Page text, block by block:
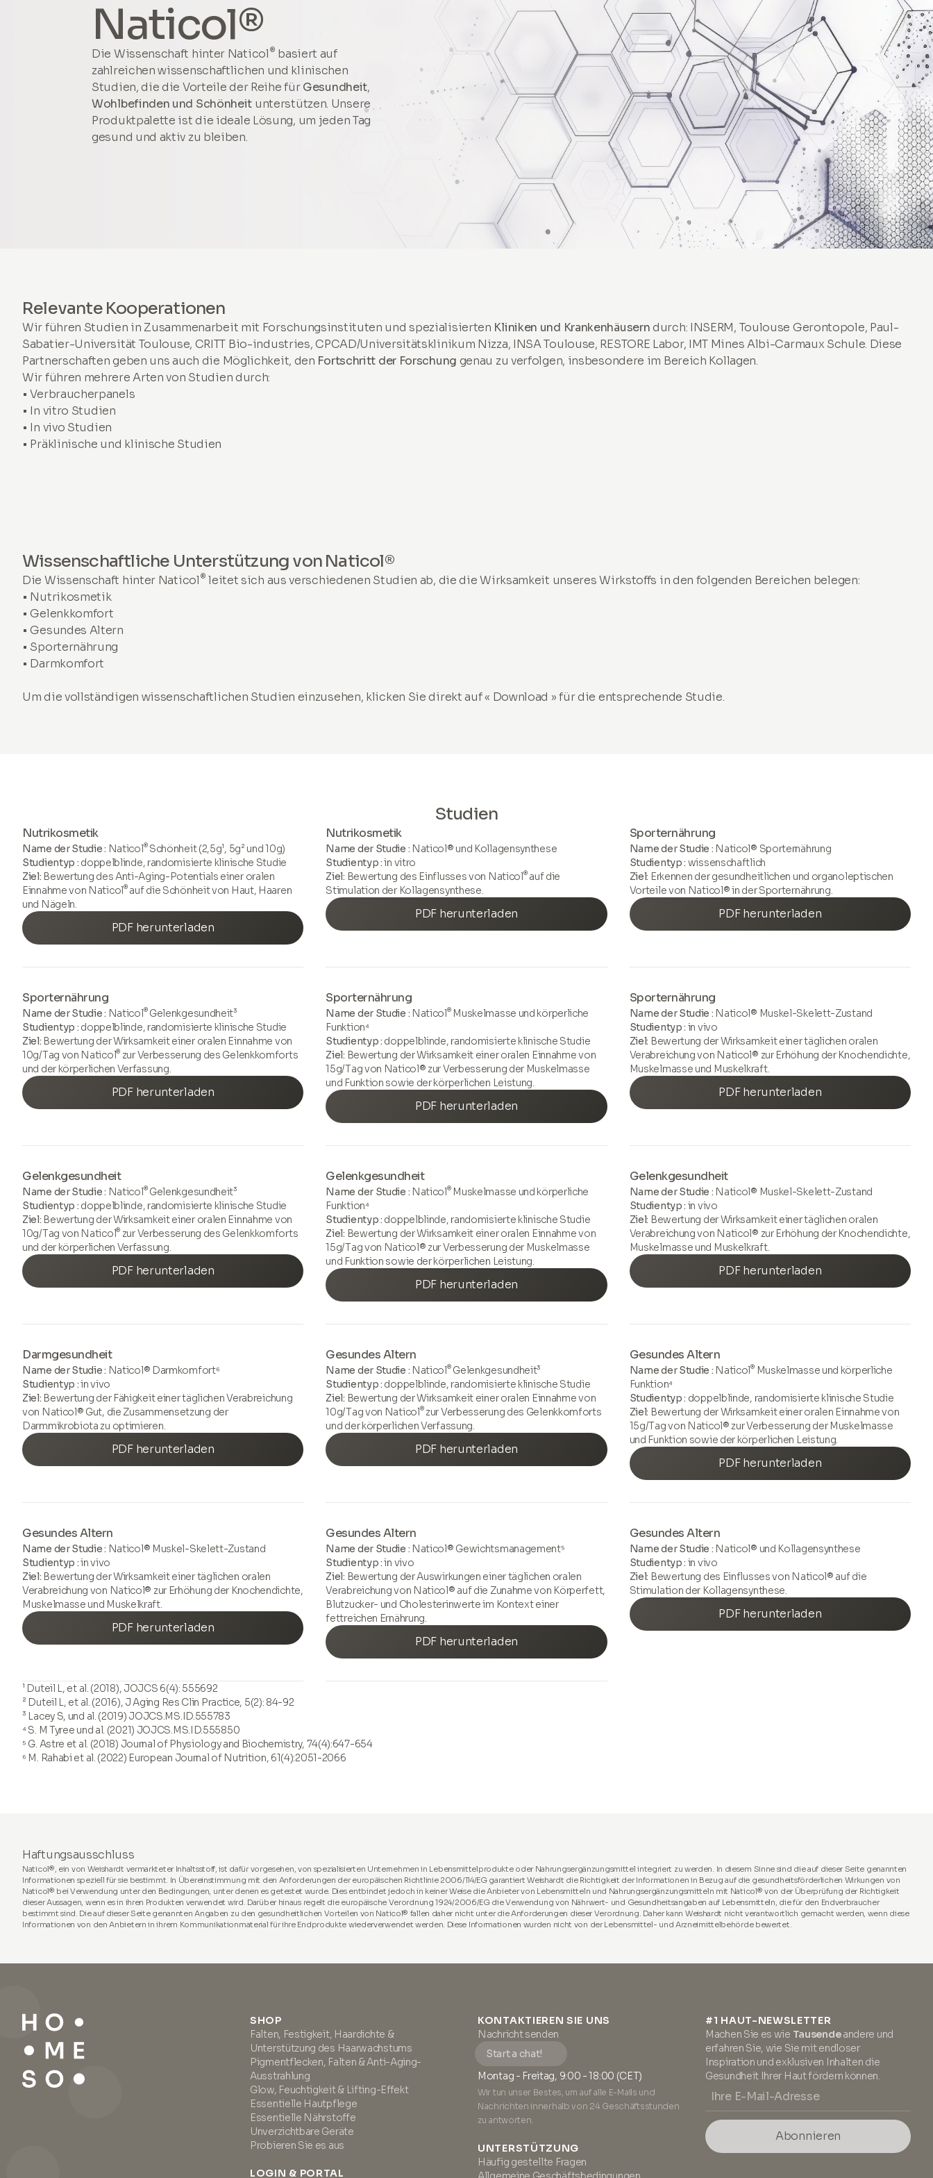
Naticol®
Die Wissenschaft hinter Naticol ® basiert auf
zahlreichen wissenschaftlichen und klinischen
Studien, die die Vorteile der Reihe fürGesundheit,
Wohlbefinden und Schönheit unterstützen. Unsere
Produktpalette ist die ideale Lösung, um jeden Tag
gesund und aktiv zu bleiben.
Relevante Kooperationen
Wir führen Studien in Zusammenarbeit mit Forschungsinstituten und spezialisierten Kliniken und Krankenhäuserndurch: INSERM, Toulouse Gerontopole, Paul-
Sabatier-Universität Toulouse, CRITT Bio-industries, CPCAD/Universitätsklinikum Nizza, INSA Toulouse, RESTORE Labor, IMT Mines Albi-Carmaux Schule. Diese
Partnerschaften geben uns auch die Möglichkeit, den Fortschritt der Forschung genau zu verfolgen, insbesondere im Bereich Kollagen.
Wir führen mehrere Arten von Studien durch:
• Verbraucherpanels
• In vitro Studien
• In vivo Studien
• Präklinische und klinische Studien
Wissenschaftliche Unterstützung von Naticol®
Die Wissenschaft hinter Naticol ® leitet sich aus verschiedenen Studien ab, die die Wirksamkeit unseres Wirkstoffs in den folgenden Bereichen belegen:
• Nutrikosmetik
• Gelenkkomfort
• Gesundes Altern
• Sporternährung
• Darmkomfort
Um die vollständigen wissenschaftlichen Studien einzusehen, klicken Sie direkt auf « Download » für die entsprechende Studie.
Studien
Nutrikosmetik
Name der Studie : Naticol®Schönheit (2,5g¹, 5g² und 10g)
Studientyp : doppelblinde, randomisierte klinische Studie
Ziel: Bewertung des Anti-Aging-Potentials einer oralen
Einnahme von Naticol®auf die Schönheit von Haut, Haaren
und Nägeln.
PDF herunterladen
Nutrikosmetik
Name der Studie : Naticol® und Kollagensynthese
Studientyp :in vitro
Ziel: Bewertung des Einflusses von Naticol®auf die
Stimulation der Kollagensynthese.
PDF herunterladen
Sporternährung
Name der Studie : Naticol® Sporternährung
Studientyp : wissenschaftlich
Ziel: Erkennen der gesundheitlichen und organoleptischen
Vorteile von Naticol® in der Sporternährung.
PDF herunterladen
Sporternährung
Name der Studie : Naticol®Gelenkgesundheit³
Studientyp : doppelblinde, randomisierte klinische Studie
Ziel: Bewertung der Wirksamkeit einer oralen Einnahme von
10g/Tag von Naticol® zur Verbesserung des Gelenkkomforts
und der körperlichen Verfassung.
PDF herunterladen
Sporternährung
Name der Studie : Naticol®Muskelmasse und körperliche
Funktion⁴
Studientyp : doppelblinde, randomisierte klinische Studie
Ziel: Bewertung der Wirksamkeit einer oralen Einnahme von
15g/Tag von Naticol® zur Verbesserung der Muskelmasse
und Funktion sowie der körperlichen Leistung.
PDF herunterladen
Sporternährung
Name der Studie : Naticol® Muskel-Skelett-Zustand
Studientyp : in vivo
Ziel: Bewertung der Wirksamkeit einer täglichen oralen
Verabreichung von Naticol® zur Erhöhung der Knochendichte,
Muskelmasse und Muskelkraft.
PDF herunterladen
Gelenkgesundheit
Name der Studie : Naticol®Gelenkgesundheit³
Studientyp : doppelblinde, randomisierte klinische Studie
Ziel: Bewertung der Wirksamkeit einer oralen Einnahme von
10g/Tag von Naticol® zur Verbesserung des Gelenkkomforts
und der körperlichen Verfassung.
PDF herunterladen
Gelenkgesundheit
Name der Studie : Naticol®Muskelmasse und körperliche
Funktion⁴
Studientyp : doppelblinde, randomisierte klinische Studie
Ziel: Bewertung der Wirksamkeit einer oralen Einnahme von
15g/Tag von Naticol® zur Verbesserung der Muskelmasse
und Funktion sowie der körperlichen Leistung.
PDF herunterladen
Gelenkgesundheit
Name der Studie : Naticol® Muskel-Skelett-Zustand
Studientyp : in vivo
Ziel: Bewertung der Wirksamkeit einer täglichen oralen
Verabreichung von Naticol® zur Erhöhung der Knochendichte,
Muskelmasse und Muskelkraft.
PDF herunterladen
Darmgesundheit
Name der Studie : Naticol® Darmkomfort⁶
Studientyp :in vivo
Ziel: Bewertung der Fähigkeit einer täglichen Verabreichung
von Naticol® Gut, die Zusammensetzung der
Darmmikrobiota zu optimieren.
PDF herunterladen
Gesundes Altern
Name der Studie : Naticol®Gelenkgesundheit³
Studientyp : doppelblinde, randomisierte klinische Studie
Ziel: Bewertung der Wirksamkeit einer oralen Einnahme von
10g/Tag von Naticol®zur Verbesserung des Gelenkkomforts
und der körperlichen Verfassung.
PDF herunterladen
Gesundes Altern
Name der Studie : Naticol®Muskelmasse und körperliche
Funktion⁴
Studientyp : doppelblinde, randomisierte klinische Studie
Ziel: Bewertung der Wirksamkeit einer oralen Einnahme von
15g/Tag von Naticol® zur Verbesserung der Muskelmasse
und Funktion sowie der körperlichen Leistung.
PDF herunterladen
Gesundes Altern
Name der Studie : Naticol® Muskel-Skelett-Zustand
Studientyp :in vivo
Ziel: Bewertung der Wirksamkeit einer täglichen oralen
Verabreichung von Naticol® zur Erhöhung der Knochendichte,
Muskelmasse und Muskelkraft.
PDF herunterladen
Gesundes Altern
Name der Studie : Naticol® Gewichtsmanagement⁵
Studientyp :in vivo
Ziel: Bewertung der Auswirkungen einer täglichen oralen
Verabreichung von Naticol® auf die Zunahme von Körperfett,
Blutzucker- und Cholesterinwerte im Kontext einer
fettreichen Ernährung.
PDF herunterladen
Gesundes Altern
Name der Studie : Naticol® und Kollagensynthese
Studientyp : in vivo
Ziel: Bewertung des Einflusses von Naticol® auf die
Stimulation der Kollagensynthese.
PDF herunterladen
¹ Duteil L, et al. (2018), JOJCS 6(4): 555692
² Duteil L, et al. (2016), J Aging Res Clin Practice, 5(2): 84-92
³ Lacey S, und al. (2019) JOJCS.MS.ID.555783
⁴ S. M Tyree und al. (2021) JOJCS.MS.ID.555850
⁵ G. Astre et al. (2018) Journal of Physiology and Biochemistry, 74(4):647-654
⁶ M. Rahabi et al. (2022) European Journal of Nutrition, 61(4):2051-2066
Haftungsausschluss
Naticol®, ein von Weishardt vermarkteter Inhaltsstoff, ist dafür vorgesehen, von spezialisierten Unternehmen in Lebensmittelprodukte oder Nahrungsergänzungsmittel integriert zu werden. In diesem Sinne sind die auf dieser Seite genannten
Informationen speziell für sie bestimmt. In Übereinstimmung mit den Anforderungen der europäischen Richtlinie 2006/114/EG garantiert Weishardt die Richtigkeit der Informationen in Bezug auf die gesundheitsförderlichen Wirkungen von
Naticol® bei Verwendung unter den Bedingungen, unter denen es getestet wurde. Dies entbindet jedoch in keiner Weise die Anbieter von Lebensmitteln und Nahrungsergänzungsmitteln mit Naticol® von der Überprüfung der Richtigkeit
dieser Aussagen, wenn es in ihren Produkten verwendet wird. Darüber hinaus regelt die europäische Verordnung 1924/2006/EG die Verwendung von Nährwert- und Gesundheitsangaben auf Lebensmitteln, die für den Endverbraucher
bestimmt sind. Die auf dieser Seite genannten Angaben zu den gesundheitlichen Vorteilen von Naticol® fallen daher nicht unter die Anforderungen dieser Verordnung. Daher kann Weishardt nicht verantwortlich gemacht werden, wenn diese
Informationen von den Anbietern in ihrem Kommunikationmaterial für ihre Endprodukte wiederverwendet werden. Diese Informationen wurden nicht von der Lebensmittel- und Arzneimittelbehörde bewertet.
SHOP
Falten, Festigkeit, Haardichte &
Unterstützung des Haarwachstums
Pigmentflecken, Falten & Anti-Aging-
Ausstrahlung
Glow, Feuchtigkeit & Lifting-Effekt
Essentielle Hautpflege
Essentielle Nährstoffe
Unverzichtbare Geräte
Probieren Sie es aus
LOGIN & PORTAL
KONTAKTIEREN SIE UNS
Nachricht senden
Start a chat!
Montag - Freitag, 9:00 - 18:00 (CET)
Wir tun unser Bestes, um auf alle E-Mails und
Nachrichten innerhalb von 24 Geschäftsstunden
zu antworten.
UNTERSTÜTZUNG
Häufig gestellte Fragen
#1 HAUT-NEWSLETTER
Machen Sie es wie Tausendeandere und
erfahren Sie, wie Sie mit endloser
Inspiration und exklusiven Inhalten die
Gesundheit Ihrer Haut fördern können.
Abonnieren